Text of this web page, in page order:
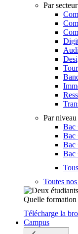
Par secteur
Par niveau
Bac
Bac
Bac
Bac
Toutes
Quelle
Télécharge la
Campus